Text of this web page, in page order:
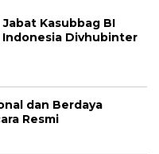
Kasubbag BI
Divhubinter
dan Berdaya
Resmi